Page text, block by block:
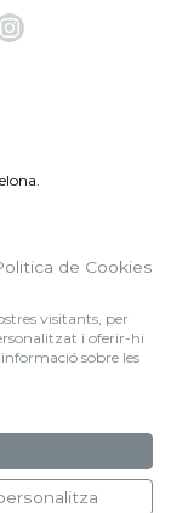
de Cookies
visitants, per
i oferir-hi
sobre les